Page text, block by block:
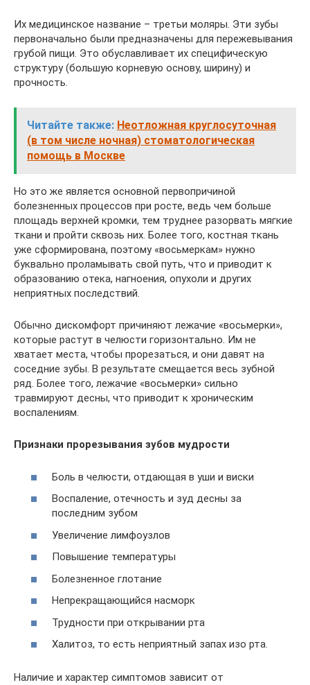
Их медицинское название – третьи моляры. Эти зубы
первоначально были предназначены для пережевывания
грубой пищи. Это обуславливает их специфическую
структуру (большую корневую основу, ширину) и
прочность.
Читайте также: Неотложная круглосуточная
(в том числе ночная) стоматологическая
помощь в Москве
Но это же является основной первопричиной
болезненных процессов при росте, ведь чем больше
площадь верхней кромки, тем труднее разорвать мягкие
ткани и пройти сквозь них. Более того, костная ткань
уже сформирована, поэтому «восьмеркам» нужно
буквально проламывать свой путь, что и приводит к
образованию отека, нагноения, опухоли и других
неприятных последствий.
Обычно дискомфорт причиняют лежачие «восьмерки»,
которые растут в челюсти горизонтально. Им не
хватает места, чтобы прорезаться, и они давят на
соседние зубы. В результате смещается весь зубной
ряд. Более того, лежачие «восьмерки» сильно
травмируют десны, что приводит к хроническим
воспалениям.
Признаки прорезывания зубов мудрости
Боль в челюсти, отдающая в уши и виски
Воспаление, отечность и зуд десны за
последним зубом
Увеличение лимфоузлов
Повышение температуры
Болезненное глотание
Непрекращающийся насморк
Трудности при открывании рта
Халитоз, то есть неприятный запах изо рта.
Наличие и характер симптомов зависит от